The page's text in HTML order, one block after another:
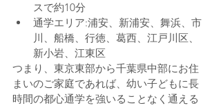
スで約10分
通学エリア:浦安、新浦安、舞浜、市
川、船橋、行徳、葛西、江戸川区、
新小岩、江東区
つまり、東京東部から千葉県中部にお住
まいのご家庭であれば、幼い子どもに長
時間の都心通学を強いることなく通える